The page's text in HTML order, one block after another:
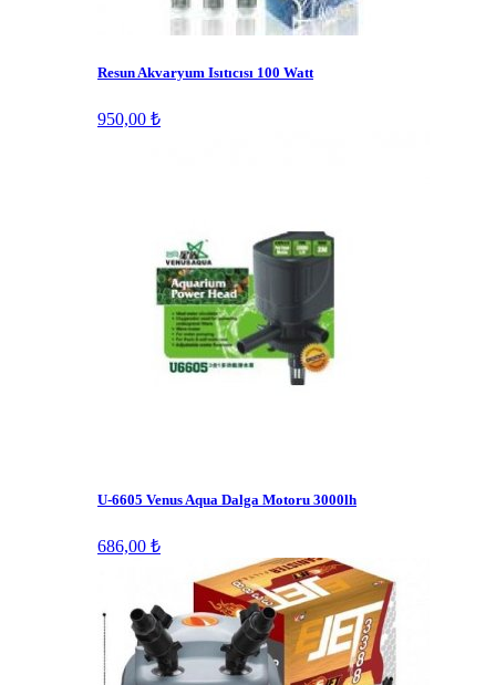
Resun Akvaryum Isıtıcısı 100 Watt
950,00 ₺
U-6605 Venus Aqua Dalga Motoru 3000lh
686,00 ₺